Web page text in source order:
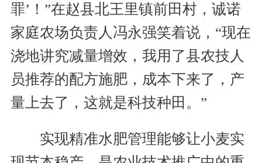
罪’！”在赵县北王里镇前田村，诚诺
家庭农场负责人冯永强笑着说，“现在
浇地讲究减量增效，我用了县农技人
员推荐的配方施肥，成本下来了，产
量上去了，这就是科技种田。”
实现精准水肥管理能够让小麦实